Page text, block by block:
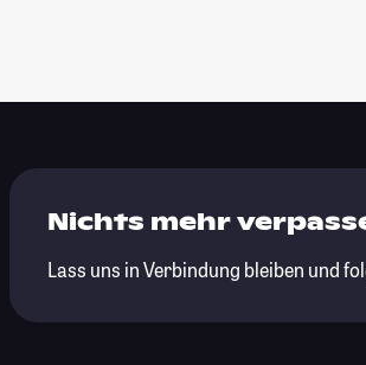
Nichts mehr
Lass uns in Verbindung bleiben und